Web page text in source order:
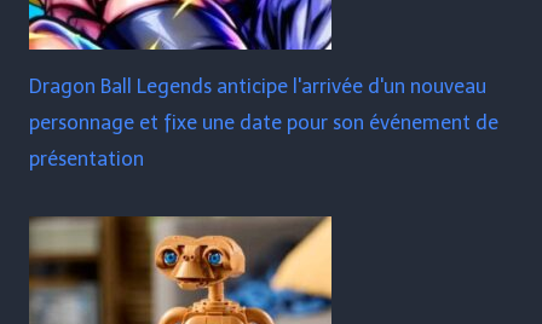
Dragon Ball Legends anticipe l'arrivée d'un nouveau
personnage et fixe une date pour son événement de
présentation